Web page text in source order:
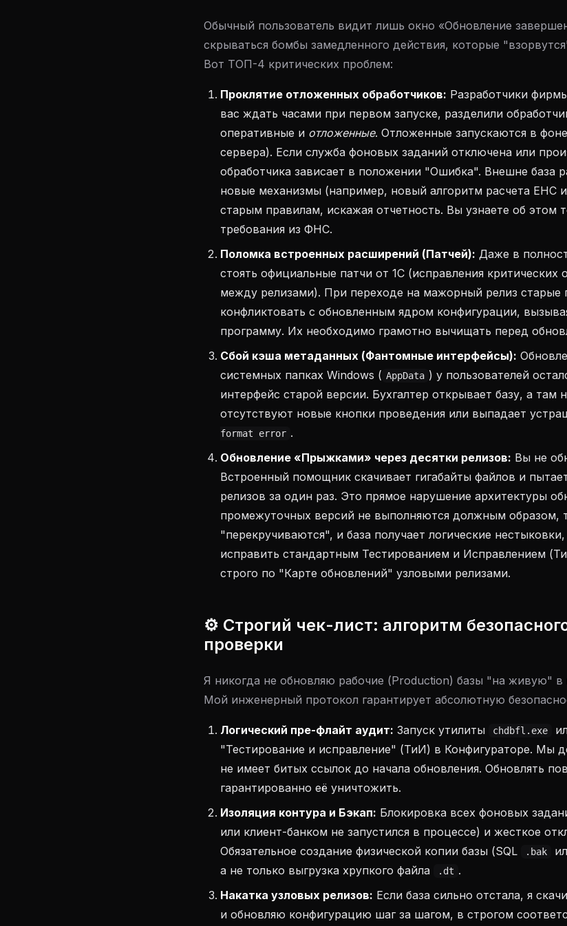
Обычный пользователь видит лишь окно «Обновление
скрываться бомбы замедленного действия, которые
Вот ТОП-4 критических проблем:
Проклятие отложенных обработчиков: Разработчики
вас ждать часами при первом запуске, разделили
оперативные и отложенные. Отложенные запускаются в
сервера). Если служба фоновых заданий отключена или
обработчика зависает в положении "Ошибка". Внешне база
новые механизмы (например, новый алгоритм расчета ЕНС
старым правилам, искажая отчетность. Вы узнаете об этом
требования из ФНС.
Поломка встроенных расширений (Патчей): Даже в
стоять официальные патчи от 1С (исправления
между релизами). При переходе на мажорный релиз старые
конфликтовать с обновленным ядром конфигурации,
программу. Их необходимо грамотно вычищать перед
Сбой кэша метаданных (Фантомные интерфейсы):
системных папках Windows ( AppData ) у пользователей
интерфейс старой версии. Бухгалтер открывает базу, а
отсутствуют новые кнопки проведения или выпадает
format error .
Обновление «Прыжками» через десятки релизов: Вы не
Встроенный помощник скачивает гигабайты файлов и
релизов за один раз. Это прямое нарушение архитектуры
промежуточных версий не выполняются должным образом,
"перекручиваются", и база получает логические
исправить стандартным Тестированием и Исправлением
строго по "Карте обновлений" узловыми релизами.
⚙️ Строгий чек-лист: алгоритм
проверки
Я никогда не обновляю рабочие (Production) базы "на живую" в
Мой инженерный протокол гарантирует абсолютную
Логический пре-флайт аудит: Запуск утилиты chdbfl.exe
"Тестирование и исправление" (ТиИ) в Конфигураторе. Мы
не имеет битых ссылок до начала обновления. Обновлять
гарантированно её уничтожить.
Изоляция контура и Бэкап: Блокировка всех фоновых
или клиент-банком не запустился в процессе) и жесткое
Обязательное создание физической копии базы (SQL
.bak
а не только выгрузка хрупкого файла
.dt .
Накатка узловых релизов: Если база сильно отстала, я
и обновляю конфигурацию шаг за шагом, в строгом